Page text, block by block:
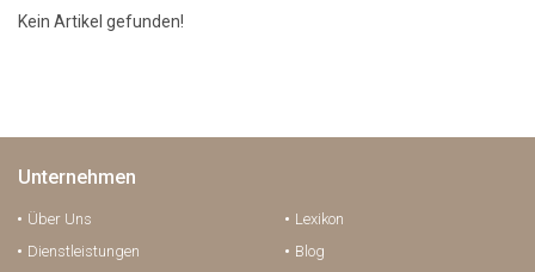
Kein Artikel gefunden!
Unternehmen
Über Uns
Dienstleistungen
Lexikon
Blog